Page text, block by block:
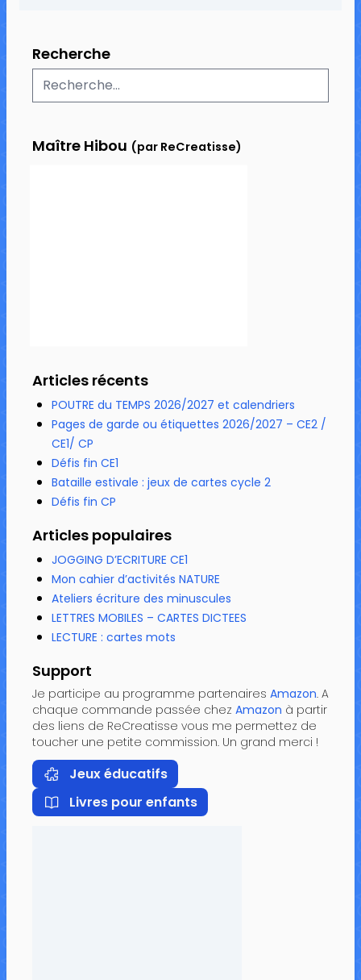
Recherche
Maître Hibou (par ReCreatisse)
Articles récents
POUTRE du TEMPS 2026/2027 et calendriers
Pages de garde ou étiquettes 2026/2027 – CE2 /
CE1/ CP
Défis fin CE1
Bataille estivale : jeux de cartes cycle 2
Défis fin CP
Articles populaires
JOGGING D’ECRITURE CE1
Mon cahier d’activités NATURE
Ateliers écriture des minuscules
LETTRES MOBILES – CARTES DICTEES
LECTURE : cartes mots
Support
Je participe au programme partenaires Amazon. A
chaque commande passée chez Amazon à partir
des liens de ReCreatisse vous me permettez de
toucher une petite commission. Un grand merci !
Jeux éducatifs
Livres pour enfants